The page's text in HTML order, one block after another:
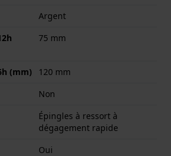
Argent
75 mm
(mm)
120 mm
Non
Épingles à ressort à
dégagement rapide
Oui